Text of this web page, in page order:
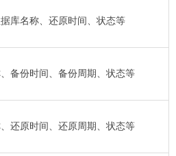
库名称、还原时间、状态等
备份时间、备份周期、状态等
还原时间、还原周期、状态等